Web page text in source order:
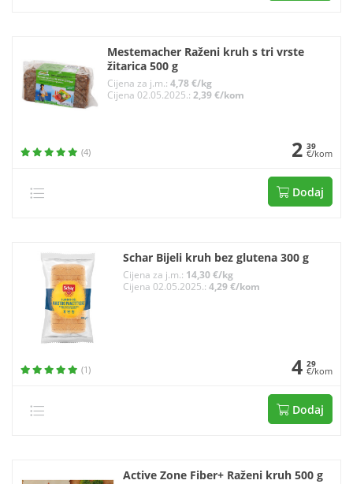
Mestemacher Raženi kruh s tri vrste
žitarica 500 g
Cijena za j.m.: 4,78 €/kg
Cijena 02.05.2025.: 2,39 €/kom
(4) 2 39
€/kom
Dodaj
Schar Bijeli kruh bez glutena 300 g
Cijena za j.m.: 14,30 €/kg
Cijena 02.05.2025.: 4,29 €/kom
(1) 4 29
€/kom
Dodaj
Active Zone Fiber+ Raženi kruh 500 g